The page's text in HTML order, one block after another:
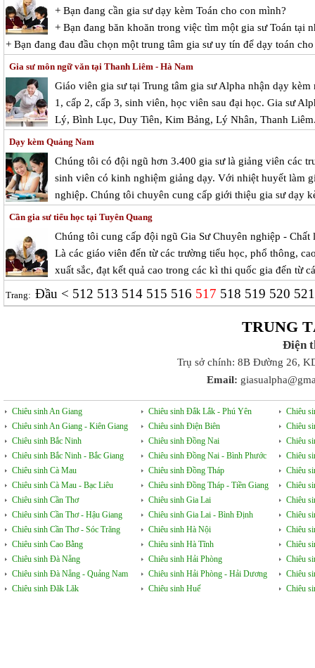
+ Bạn đang cần gia sư dạy kèm Toán cho con mình?
+ Bạn đang băn khoăn trong việc tìm một gia sư Toán tại
+ Bạn đang đau đầu chọn một trung tâm gia sư uy tín để dạy toán
Gia sư môn ngữ văn tại Thanh Liêm - Hà Nam
Giáo viên gia sư tại Trung tâm gia sư Alpha nhận dạy
1, cấp 2, cấp 3, sinh viên, học viên sau đại học. Gia sư
Lý, Bình Lục, Duy Tiên, Kim Bảng, Lý Nhân, Thanh
Dạy kèm Quảng Nam
Chúng tôi có đội ngũ hơn 3.400 gia sư là giảng viên các
sinh viên có kinh nghiệm giảng dạy. Với nhiệt huyết làm
nghiệp. Chúng tôi chuyên cung cấp giới thiệu gia sư dạy
Cần gia sư tiểu học tại Tuyên Quang
Chúng tôi cung cấp đội ngũ Gia Sư Chuyên nghiệp -
Là các giáo viên đến từ các trường tiểu học, phổ thông,
xuất sắc, đạt kết quả cao trong các kì thi quốc gia đến từ
Trang: Đầu < 512 513 514 515 516 517 518 519 520
TRUNG
Điện
Trụ sở chính: 8B Đường 26,
Email:
Chiêu sinh An Giang
Chiêu sinh An Giang - Kiên Giang
Chiêu sinh Bắc Ninh
Chiêu sinh Bắc Ninh - Bắc Giang
Chiêu sinh Cà Mau
Chiêu sinh Cà Mau - Bạc Liêu
Chiêu sinh Cần Thơ
Chiêu sinh Cần Thơ - Hậu Giang
Chiêu sinh Cần Thơ - Sóc Trăng
Chiêu sinh Cao Bằng
Chiêu sinh Đà Nẵng
Chiêu sinh Đà Nẵng - Quảng Nam
Chiêu sinh Đăk Lăk
Chiêu sinh Đắk Lắk - Phú Yên
Chiêu sinh Điện Biên
Chiêu sinh Đồng Nai
Chiêu sinh Đồng Nai - Bình Phước
Chiêu sinh Đồng Tháp
Chiêu sinh Đồng Tháp - Tiền Giang
Chiêu sinh Gia Lai
Chiêu sinh Gia Lai - Bình Định
Chiêu sinh Hà Nội
Chiêu sinh Hà Tĩnh
Chiêu sinh Hải Phòng
Chiêu sinh Hải Phòng - Hải Dương
Chiêu sinh Huế
Chiêu
Chiêu
Chiêu
Chiêu
Chiêu
Chiêu
Chiêu
Chiêu
Chiêu
Chiêu
Chiêu
Chiêu
Chiêu